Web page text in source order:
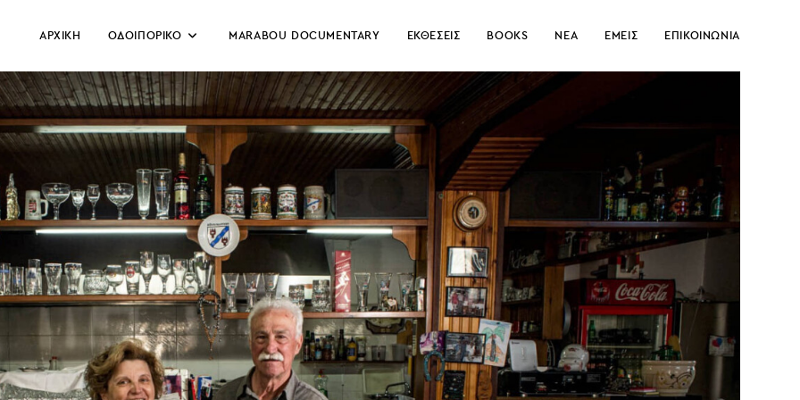
ΑΡΧΙΚΗ ΟΔΟΙΠΟΡΙΚΟ MARABOU DOCUMENTARY ΕΚΘΕΣΕΙΣ BOOKS ΝΕΑ ΕΜΕΙΣ ΕΠΙΚΟΙΝΩΝΙΑ